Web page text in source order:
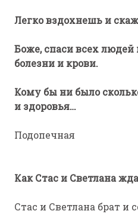
Легко вздохнешь и
Боже, спаси всех людей
болезни и крови.
Кому бы ни было
и здоровья…
Подопечная
Как Стас и Светлана
Стас и Светлана брат и